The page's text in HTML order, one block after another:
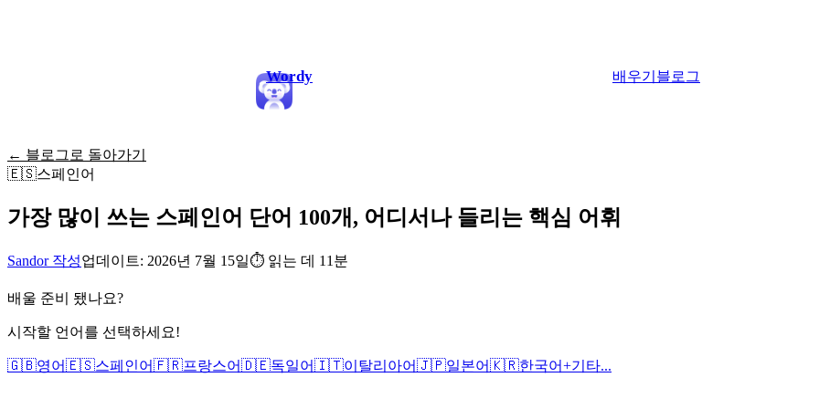
Wordy 배우기 블로그
← 블로그로 돌아가기
🇪🇸스페인어
가장 많이 쓰는 스페인어 단어 100개, 어디서나 들리는 핵심 어휘
Sandor 작성업데이트: 2026년 7월 15일⏱ 읽는 데 11분
배울 준비 됐나요?
시작할 언어를 선택하세요!
🇬🇧영어🇪🇸스페인어🇫🇷프랑스어🇩🇪독일어🇮🇹이탈리아어🇯🇵일본어🇰🇷한국어+기타...